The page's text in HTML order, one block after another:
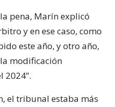
pena, Marín explicó
y en ese caso, como
este año, y otro año,
modificación
2024”.
el tribunal estaba más